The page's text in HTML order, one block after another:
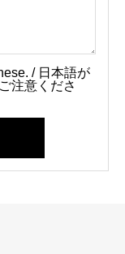
/ 日本語が
注意くださ